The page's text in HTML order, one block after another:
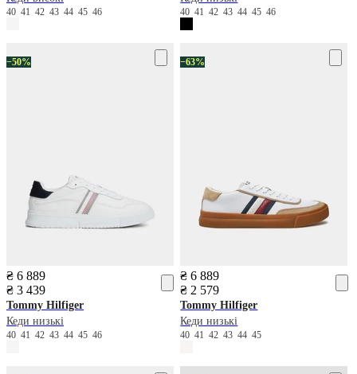
40 41 42 43 44 45 46 40414243444546
−50%
₴ 6 889
₴ 3 439
Tommy Hilfiger
Кеди низькі
40 41 42 43 44 45 46
−63%
₴ 6 889
₴ 2 579
Tommy Hilfiger
Кеди низькі
404142434445